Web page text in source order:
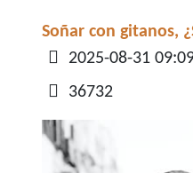
Soñar con gitanos,
Detalles
2025-08-31
36732